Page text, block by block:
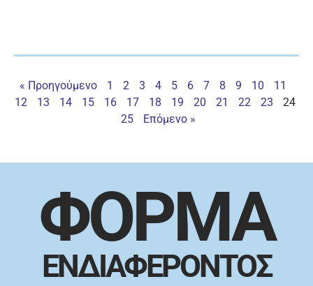
« Προηγούμενο 1 2 3 4 5 6 7 8 9 10
11
12
13 14 15 16 17 18 19 20 21 22 23
24
25
Επόμενο »
ΦΟΡΜΑ
ΕΝΔΙΑΦΕΡΟΝΤΟΣ